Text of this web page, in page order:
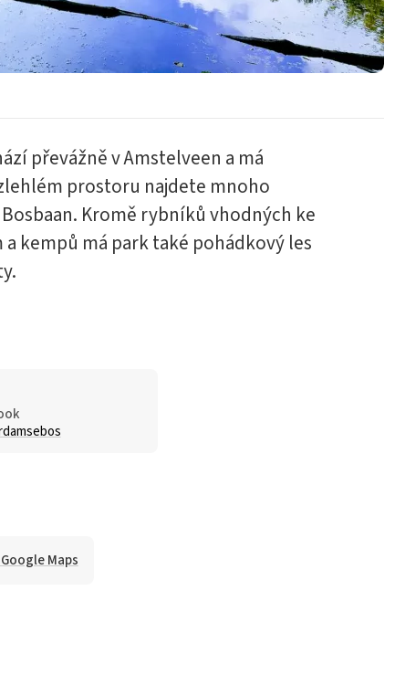
převážně v Amstelveen a má
prostoru najdete mnoho
Kromě rybníků vhodných ke
kempů má park také pohádkový les
Maps